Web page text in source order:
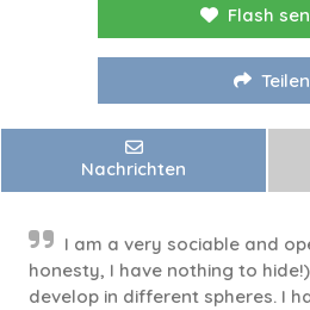
Flash
Teilen
Nachrichten
I am a very sociable and
honesty, I have nothing to
develop in different spheres. I